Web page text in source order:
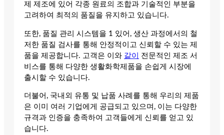
제 제조에 있어 각종 원료의 조합과 기술적인 부분을
고려하여 최적의 품질을 유지하고 있습니다.
또한, 품질 관리 시스템을 1 있어, 생산 과정에서의 철
저한 품질 검사를 통해 안정적이고 신뢰할 수 있는 제
품을 제공합니다. 고객은 이와 같이
전문적인 제조 서
비스를 통해 다양한 생활화학제품을 손쉽게 시장에
출시할 수 있습니다.
더불어, 국내외 유통 및 납품 사례를 통해 우리의 제품
은 이미 여러 기업에게 공급되고 있으며, 이는 다양한
규격과 인증을 충족하여 고객들에게 신뢰를 얻고 있
습니다.